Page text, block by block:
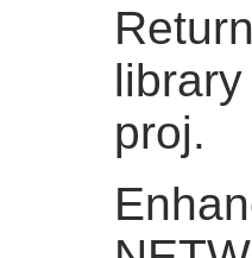
proj.